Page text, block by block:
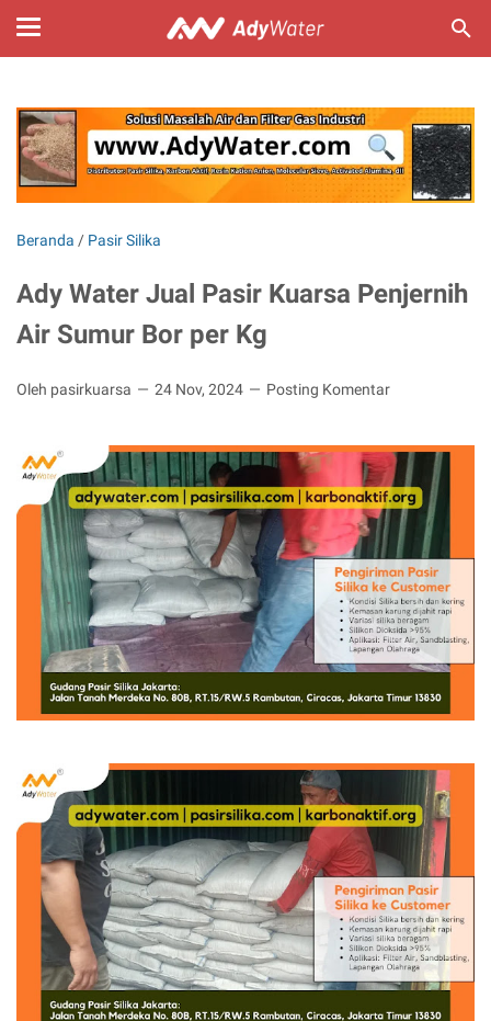
Beranda / Pasir Silika
Ady Water Jual Pasir Kuarsa Penjernih
Air Sumur Bor per Kg
Oleh pasirkuarsa 24 Nov, 2024 Posting Komentar